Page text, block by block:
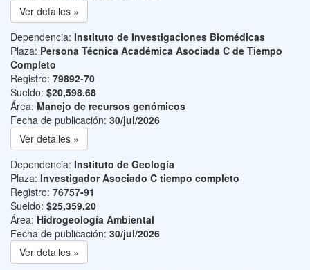
Ver detalles »
Dependencia: Instituto de Investigaciones Biomédicas
Plaza: Persona Técnica Académica Asociada C de Tiempo
Completo
Registro: 79892-70
Sueldo: $20,598.68
Área: Manejo de recursos genómicos
Fecha de publicación: 30/jul/2026
Ver detalles »
Dependencia: Instituto de Geología
Plaza: Investigador Asociado C tiempo completo
Registro: 76757-91
Sueldo: $25,359.20
Área: Hidrogeología Ambiental
Fecha de publicación: 30/jul/2026
Ver detalles »